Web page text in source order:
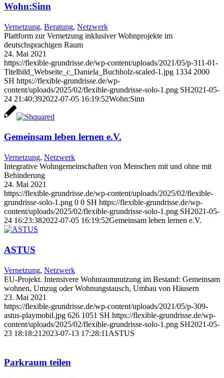
Wohn:Sinn
Vernetzung, Beratung, Netzwerk
Plattform zur Vernetzung inklusiver Wohnprojekte im
deutschsprachigen Raum
24. Mai 2021
https://flexible-grundrisse.de/wp-content/uploads/2021/05/p-311-01-
Titelbild_Webseite_c_Daniela_Buchholz-scaled-1.jpg 1334 2000
SH https://flexible-grundrisse.de/wp-
content/uploads/2025/02/flexible-grundrisse-solo-1.png SH2021-05-
24 21:40:392022-07-05 16:19:52Wohn:Sinn
Gemeinsam leben lernen e.V.
Vernetzung, Netzwerk
Integrative Wohngemeinschaften von Menschen mit und ohne mit
Behinderung
24. Mai 2021
https://flexible-grundrisse.de/wp-content/uploads/2025/02/flexible-
grundrisse-solo-1.png 0 0 SH https://flexible-grundrisse.de/wp-
content/uploads/2025/02/flexible-grundrisse-solo-1.png SH2021-05-
24 16:23:382022-07-05 16:19:52Gemeinsam leben lernen e.V.
ASTUS
Vernetzung, Netzwerk
EU-Projekt. Intensivere Wohnraumnutzung im Bestand: Gemeinsam
wohnen, Umzug oder Wohnungstausch, Umbau von Häusern
23. Mai 2021
https://flexible-grundrisse.de/wp-content/uploads/2021/05/p-309-
astus-playmobil.jpg 626 1051 SH https://flexible-grundrisse.de/wp-
content/uploads/2025/02/flexible-grundrisse-solo-1.png SH2021-05-
23 18:18:21 2023-07-13 17:28:11 ASTUS
Parkraum teilen